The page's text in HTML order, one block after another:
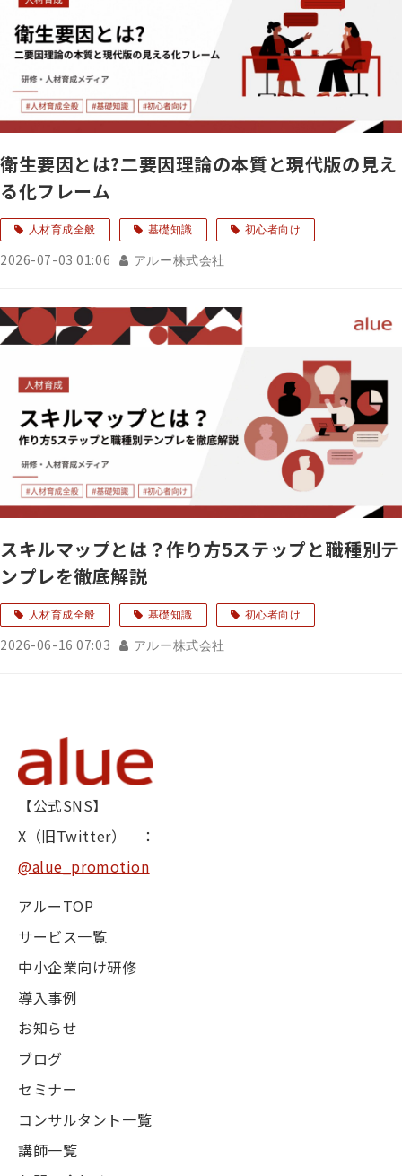
衛生要因とは?二要因理論の本質と現代版の見え
る化フレーム
人材育成全般 基礎知識 初心者向け
2026-07-03 01:06 アルー株式会社
スキルマップとは？作り方5ステップと職種別テ
ンプレを徹底解説
人材育成全般 基礎知識 初心者向け
2026-06-16 07:03 アルー株式会社
【公式SNS】
X（旧Twitter） ：
@alue_promotion
アルーTOP
サービス一覧
中小企業向け研修
導入事例
お知らせ
ブログ
セミナー
コンサルタント一覧
講師一覧